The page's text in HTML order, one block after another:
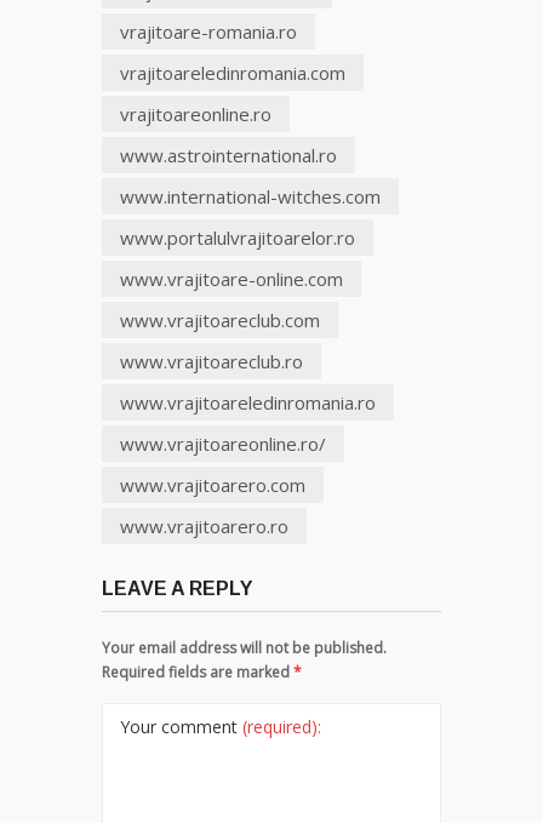
vrajitoare-romania.ro
vrajitoareledinromania.com
vrajitoareonline.ro
www.astrointernational.ro
www.international-witches.com
www.portalulvrajitoarelor.ro
www.vrajitoare-online.com
www.vrajitoareclub.com
www.vrajitoareclub.ro
www.vrajitoareledinromania.ro
www.vrajitoareonline.ro/
www.vrajitoarero.com
www.vrajitoarero.ro
LEAVE A REPLY
Your email address will not be published.
Required fields are marked*
Your comment (required):